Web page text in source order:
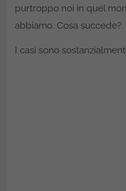
purtroppo noi in quel
abbiamo. Cosa succede?
I casi sono